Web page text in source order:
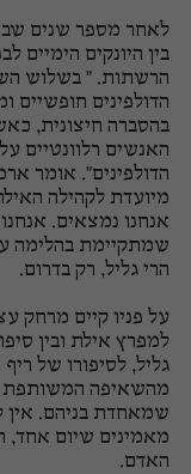
לאחר מספר שנים
בין היונקים הימיים
הרשתות. " בשלוש
הדולפינים חופשיים
בהסברה חיצונית,
האנשים רלוונטיים
הדולפינים". אומר
מיועדת לקהילה
אנחנו נמצאים.
שמתקיימת בהלימה
הרי גליל, רק בדרום.
על פניו קיים מרחק
למפרץ אילת ובין
גליל, לסיפורו של
מהשאיפה המשותפת
שמאחדת בניהם. אין
מאמינים שיום אחד,
האדם.